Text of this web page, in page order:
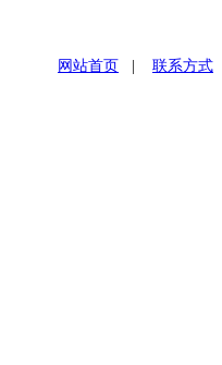
网站首页 联系方式